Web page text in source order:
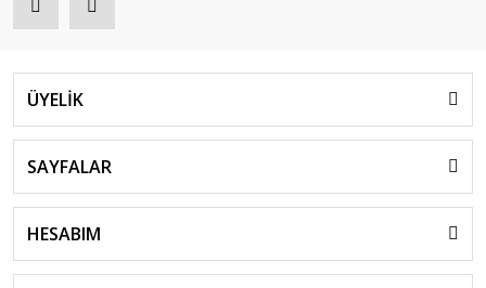
ÜYELİK
SAYFALAR
HESABIM